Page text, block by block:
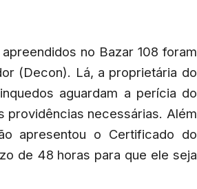
no Bazar 108 foram
(Decon). Lá, a proprietária do
aguardam a perícia do
providências necessárias. Além
apresentou o Certificado do
de 48 horas para que ele seja